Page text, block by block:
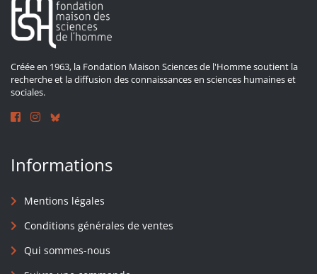
Créée en 1963, la Fondation Maison Sciences de l'Homme soutient la
recherche et la diffusion des connaissances en sciences humaines et
sociales.
Informations
Mentions légales
Conditions générales de ventes
Qui sommes-nous